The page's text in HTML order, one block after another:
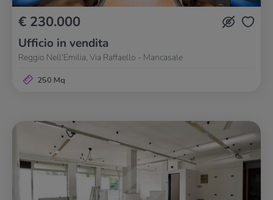
€ 230.000
Ufficio in vendita
Reggio Nell'Emilia, Via Raffaello - Mancasale
250 Mq